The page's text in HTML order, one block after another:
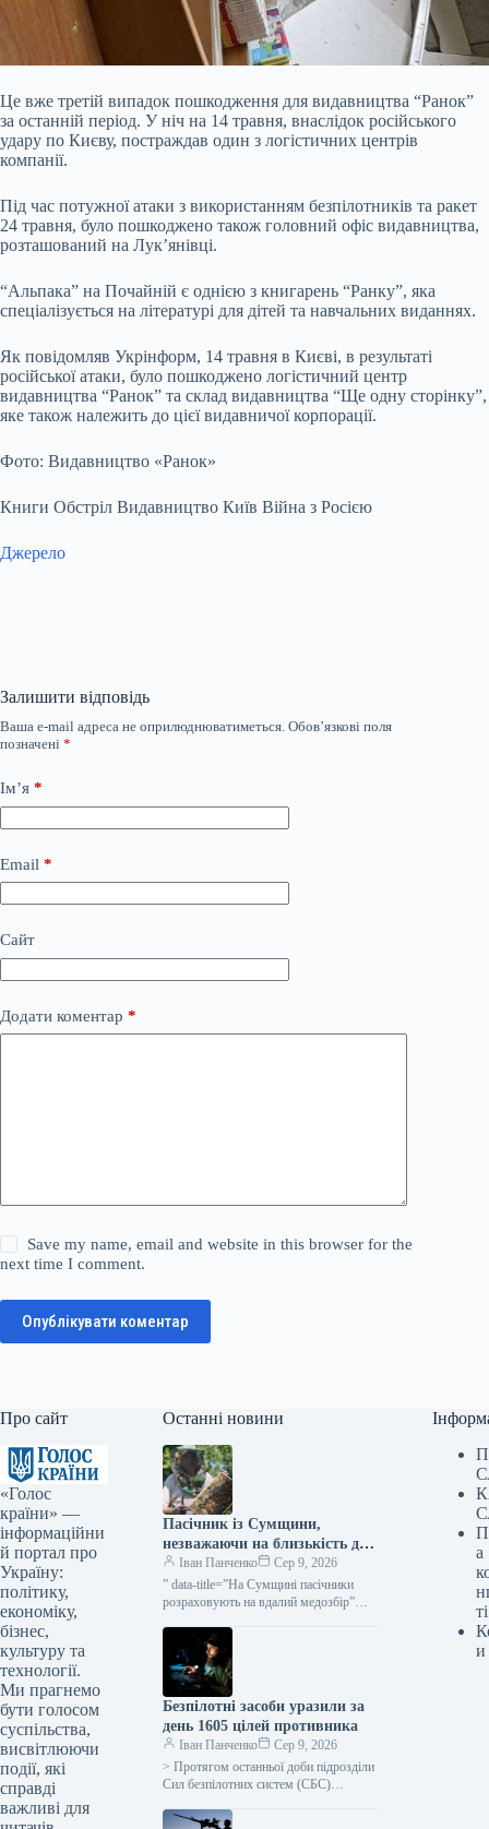
Це вже третій випадок пошкодження для видавництва “Ранок”
за останній період. У ніч на 14 травня, внаслідок російського
удару по Києву, постраждав один з логістичних центрів
компанії.
Під час потужної атаки з використанням безпілотників та ракет
24 травня, було пошкоджено також головний офіс видавництва,
розташований на Лук’янівці.
“Альпака” на Почайній є однією з книгарень “Ранку”, яка
спеціалізується на літературі для дітей та навчальних виданнях.
Як повідомляв Укрінформ, 14 травня в Києві, в результаті
російської атаки, було пошкоджено логістичний центр
видавництва “Ранок” та склад видавництва “Ще одну сторінку”,
яке також належить до цієї видавничої корпорації.
Фото: Видавництво «Ранок»
Книги Обстріл Видавництво Київ Війна з Росією
Джерело
Залишити відповідь
Ваша e-mail адреса не оприлюднюватиметься. Обов’язкові поля
позначені *
Ім’я *
Email *
Сайт
Додати коментар *
Save my name, email and website in this browser for the
next time I comment.
Опублікувати коментар
Про сайт
«Голос
країни» —
інформаційни
й портал про
Україну:
політику,
економіку,
бізнес,
культуру та
технології.
Ми прагнемо
бути голосом
суспільства,
висвітлюючи
події, які
справді
важливі для
Останні новини
Пасічник із Сумщини,
незважаючи на близькість до
кордону, переконаний, що
регіон чудово підходить для
ведення бджільництва —
Іван Панченко
Сер 9, 2026
” data-title=”На Сумщині пасічники
розраховують на вдалий медозбір”
url=”https://kurkul.com/news/41861-na-
sumschini-pasichniki-rozrahovuyut-na-
vdaliy-medozbir”> На Сумщині
пасічники розраховують на вдалий
медозбір 9 серпня 2026 33…
Безпілотні засоби уразили за
день 1605 цілей противника
Іван Панченко
Сер 9, 2026
> Протягом останньої доби підрозділи
Сил безпілотних систем (СБС)
як інформують СБС у своєму
а
ті
и